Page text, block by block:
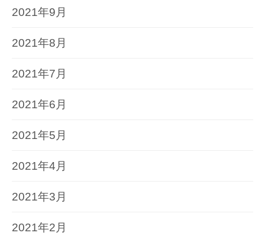
2021年9月
2021年8月
2021年7月
2021年6月
2021年5月
2021年4月
2021年3月
2021年2月